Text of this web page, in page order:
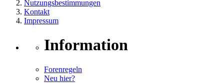
Nutzungsbestimmungen
Kontakt
Impressum
Information
Forenregeln
Neu hier?